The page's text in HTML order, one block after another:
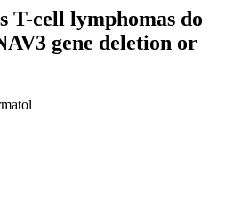
T-cell lymphomas do
gene deletion or